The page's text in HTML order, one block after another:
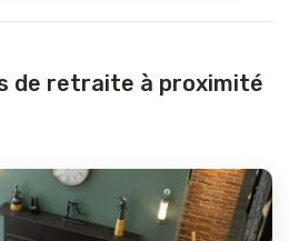
de retraite à proximité